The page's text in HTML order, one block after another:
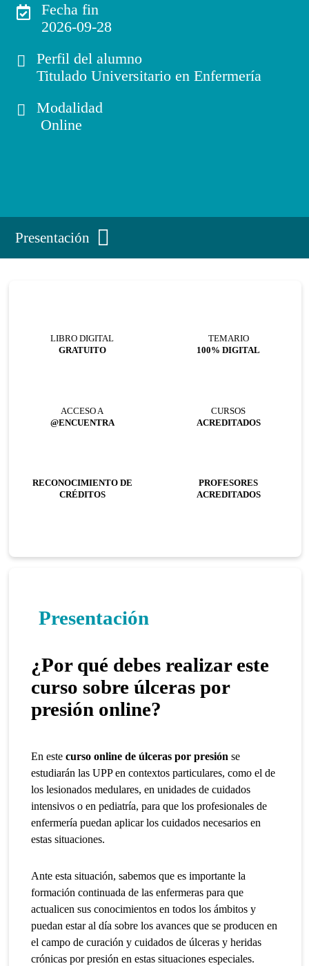
Fecha fin
2026-09-28
Perfil del alumno
Titulado Universitario en Enfermería
Modalidad
Online
Presentación
LIBRO DIGITAL
GRATUITO
TEMARIO
100% DIGITAL
ACCESO A
@ENCUENTRA
CURSOS
ACREDITADOS
RECONOCIMIENTO DE
CRÉDITOS
PROFESORES
ACREDITADOS
Presentación
¿Por qué debes realizar este
curso sobre úlceras por
presión online?
En este curso online de úlceras por presión se
estudiarán las UPP en contextos particulares, como el de
los lesionados medulares, en unidades de cuidados
intensivos o en pediatría, para que los profesionales de
enfermería puedan aplicar los cuidados necesarios en
estas situaciones.
Ante esta situación, sabemos que es importante la
formación continuada de las enfermeras para que
actualicen sus conocimientos en todos los ámbitos y
puedan estar al día sobre los avances que se producen en
el campo de curación y cuidados de úlceras y heridas
crónicas por presión en estas situaciones especiales.